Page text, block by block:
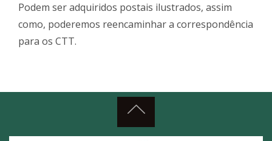
Podem ser adquiridos postais ilustrados, assim
como, poderemos reencaminhar a correspondência
para os CTT.